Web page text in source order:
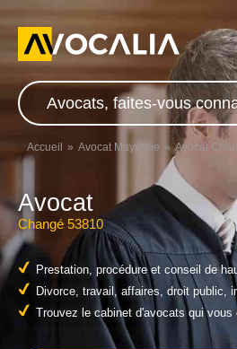
Avocats, faites-vous
Accueil Avocat Mayenne Avocat
Avocat
Changé 53810
Prestation, procédure et conseil de
Divorce, travail, affaires, droit public,
Trouvez le cabinet d'avocats qui vous